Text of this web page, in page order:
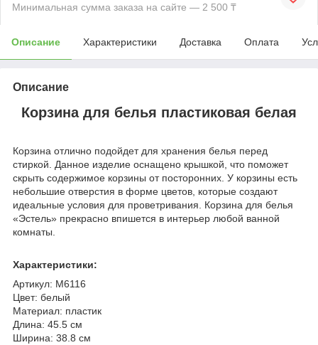
Минимальная сумма заказа на сайте — 2 500 ₸
Описание Характеристики Доставка Оплата
Описание
Корзина для белья пластиковая белая
Корзина отлично подойдет для хранения белья перед
стиркой. Данное изделие оснащено крышкой, что поможет
скрыть содержимое корзины от посторонних. У корзины есть
небольшие отверстия в форме цветов, которые создают
идеальные условия для проветривания. Корзина для белья
«Эстель» прекрасно впишется в интерьер любой ванной
комнаты.
Характеристики:
Артикул: М6116
Цвет: белый
Материал: пластик
Длина: 45.5 см
Ширина: 38.8 см